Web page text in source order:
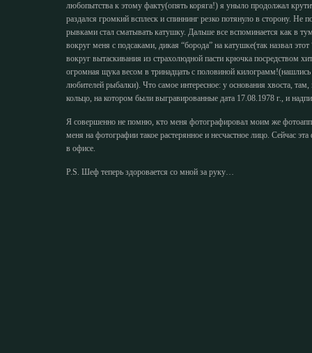
любопытства к этому факту(опять коряга!) я уныло продолжал
раздался громкий всплеск и спиннинг резко потянуло в сторону.
рывками стал сматывать катушку. Дальше все вспоминается как в
вокруг меня с подсаками, дикая “борода” на катушке(так назвал
вокруг вытаскивания из страхолюдной пасти крючка посредством
огромная щука весом в тринадцать с половиной
любителей рыбалки). Что самое интересное: у основания хвоста, там,
кольцо, на котором были выгравированные дата 17.08.1978 г., и
Я совершенно не помню, кто меня фотографировал моим же
меня на фотографии такое растерянное и несчастное лицо. Сейчас
в офисе.
P.S. Шеф теперь здоровается со мной за руку…